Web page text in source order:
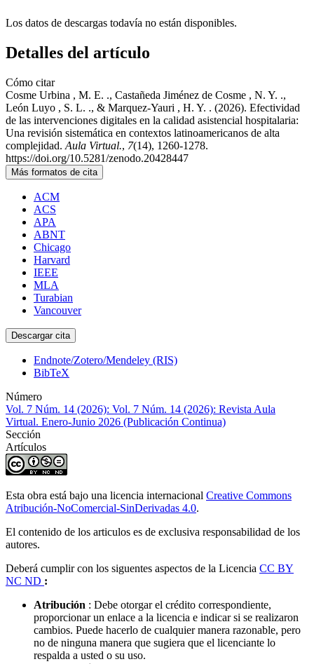
Los datos de descargas todavía no están disponibles.
Detalles del artículo
Cómo citar
Cosme Urbina , M. E. ., Castañeda Jiménez de Cosme , N. Y. .,
León Luyo , S. L. ., & Marquez-Yauri , H. Y. . (2026). Efectividad
de las intervenciones digitales en la calidad asistencial hospitalaria:
Una revisión sistemática en contextos latinoamericanos de alta
complejidad. Aula Virtual., 7(14), 1260-1278.
https://doi.org/10.5281/zenodo.20428447
Más formatos de cita
ACM
ACS
APA
ABNT
Chicago
Harvard
IEEE
MLA
Turabian
Vancouver
Descargar cita
Endnote/Zotero/Mendeley (RIS)
BibTeX
Número
Vol. 7 Núm. 14 (2026): Vol. 7 Núm. 14 (2026): Revista Aula
Virtual. Enero-Junio 2026 (Publicación Continua)
Sección
Artículos
Esta obra está bajo una licencia internacional Creative Commons
Atribución-NoComercial-SinDerivadas 4.0.
El contenido de los articulos es de exclusiva responsabilidad de los
autores.
Deberá cumplir con los siguentes aspectos de la Licencia CC BY
NC ND :
Atribución : Debe otorgar el crédito correspondiente,
proporcionar un enlace a la licencia e indicar si se realizaron
cambios. Puede hacerlo de cualquier manera razonable, pero
no de ninguna manera que sugiera que el licenciante lo
respalda a usted o su uso.